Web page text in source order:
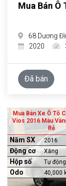
Mua Bán Ô
68 Dương
2020
Đã bán
Mua Bán Xe Ô Tô
Vios 2016 Màu
Rẻ
Năm SX 2016
Động cơ Xăng
Hộp số Tự động
Odo 40,000